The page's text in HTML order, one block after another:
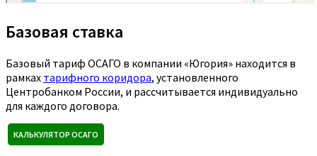
Базовая ставка
Базовый тариф ОСАГО в компании «Югория» находится в
рамках тарифного коридора, установленного
Центробанком России, и рассчитывается индивидуально
для каждого договора.
КАЛЬКУЛЯТОР ОСАГО